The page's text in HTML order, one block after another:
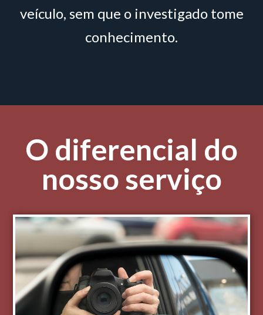
veículo, sem que o investigado tome
conhecimento.
O diferencial do
nosso serviço